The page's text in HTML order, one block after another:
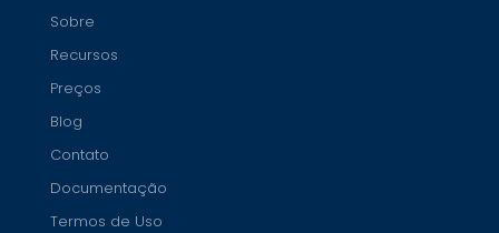
Sobre
Recursos
Preços
Blog
Contato
Documentação
Termos de Uso